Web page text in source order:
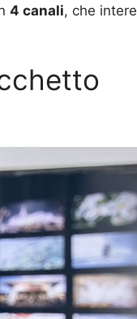
4 canali, che